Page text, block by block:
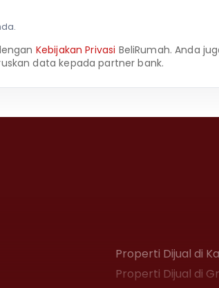
Kebijakan Privasi BeliRumah. Anda
data kepada partner bank.
Properti Dijual di
Properti Dijual di